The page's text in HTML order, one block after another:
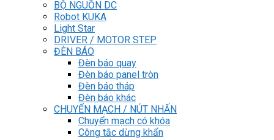
BỘ NGUỒN DC
Robot KUKA
Light Star
DRIVER / MOTOR STEP
ĐÈN BÁO
Đèn báo quay
Đèn báo panel tròn
Đèn báo tháp
Đèn báo khác
CHUYỂN MẠCH / NÚT NHẤN
Chuyển mạch có khóa
Công tắc dừng khẩn